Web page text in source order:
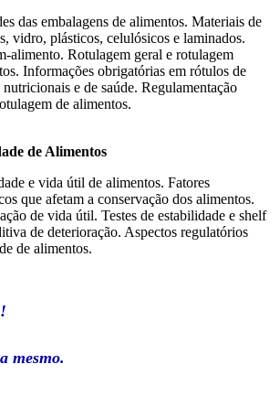
das embalagens de alimentos. Materiais de
vidro, plásticos, celulósicos e laminados.
alimento. Rotulagem geral e rotulagem
Informações obrigatórias em rótulos de
e de saúde. Regulamentação
de alimentos.
de Alimentos
e vida útil de alimentos. Fatores
que afetam a conservação dos alimentos.
de vida útil. Testes de estabilidade e shelf
de deterioração. Aspectos regulatórios
de alimentos.
mesmo.